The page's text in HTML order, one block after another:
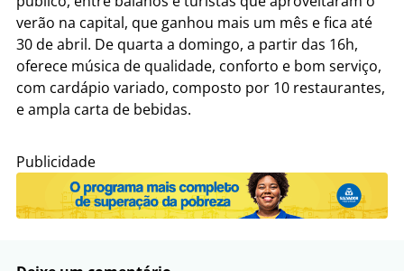
verão na capital, que ganhou mais um mês e fica até
30 de abril. De quarta a domingo, a partir das 16h,
oferece música de qualidade, conforto e bom serviço,
com cardápio variado, composto por 10 restaurantes,
e ampla carta de bebidas.
Publicidade